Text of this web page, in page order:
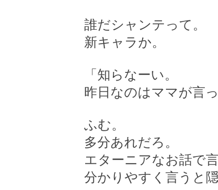
誰だシャンテって。
新キャラか。
「知らなーい。
昨日なのはママが言
ふむ。
多分あれだろ。
エターニアなお話で
分かりやすく言うと